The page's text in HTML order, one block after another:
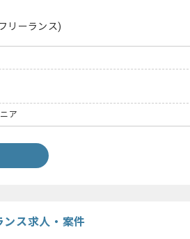
リーランス)
ア
ンス求人・案件